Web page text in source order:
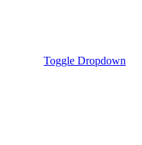
Toggle Dropdown